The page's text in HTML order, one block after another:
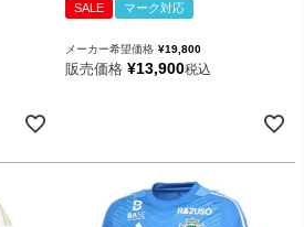
SALE マーク対応
メーカー希望価格 ¥19,800
販売価格 ¥13,900税込